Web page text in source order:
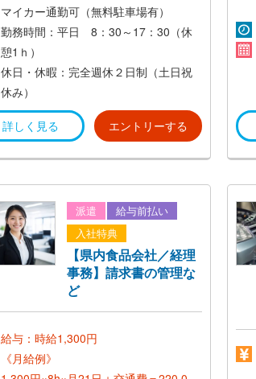
マイカー通勤可（無料駐車場有）
勤務時間：平日 8：30～17：30（休
憩1ｈ）
休日・休暇：完全週休２日制（土日祝
休み）
詳しく見る エントリーする
派遣
給与前払い
入社特典
【県内食品会社／経理
事務】請求書の管理な
ど
給与：時給1,300円
《月給例》